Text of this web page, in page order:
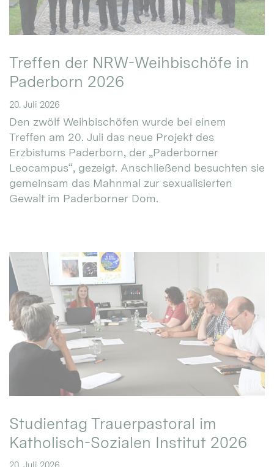
Treffen der NRW-Weihbischöfe in
Paderborn 2026
20. Juli 2026
Den zwölf Weihbischöfen wurde bei einem
Treffen am 20. Juli das neue Projekt des
Erzbistums Paderborn, der „Paderborner
Leocampus“, gezeigt. Anschließend besuchten sie
gemeinsam das Mahnmal zur sexualisierten
Gewalt im Paderborner Dom.
Studientag Trauerpastoral im
Katholisch-Sozialen Institut 2026